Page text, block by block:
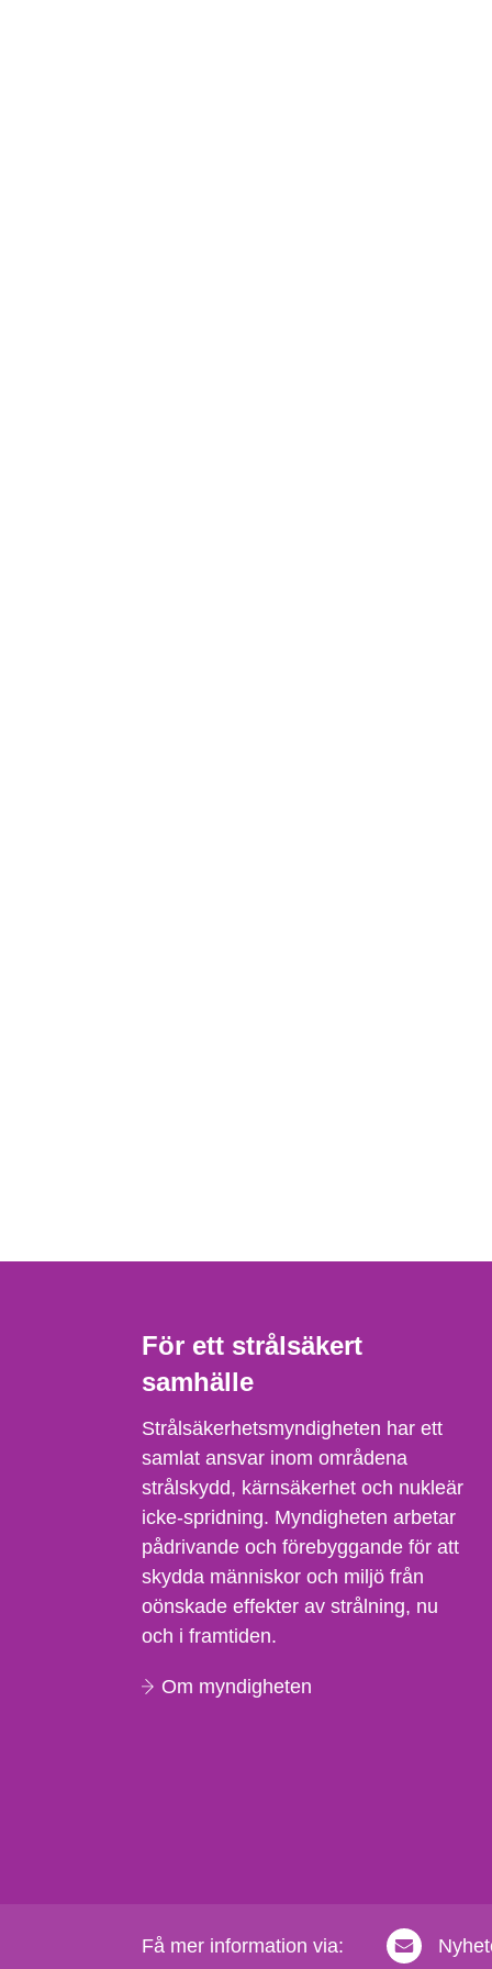
För ett strålsäkert
samhälle
Strålsäkerhetsmyndigheten har ett
samlat ansvar inom områdena
strålskydd, kärnsäkerhet och nukleär
icke-spridning. Myndigheten arbetar
pådrivande och förebyggande för att
skydda människor och miljö från
oönskade effekter av strålning, nu
och i framtiden.
Om myndigheten
Få mer information via: